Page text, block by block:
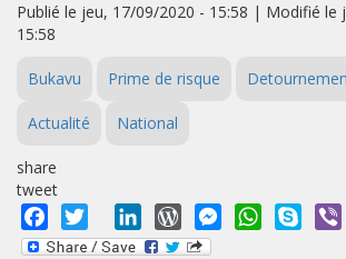
Publié le jeu, 17/09/2020 - 15:58 | Modifié le
15:58
Bukavu Prime de risque
Actualité National
share
tweet
Facebook
Twitter LinkedInWordPressMessengerWhatsApp
Skype